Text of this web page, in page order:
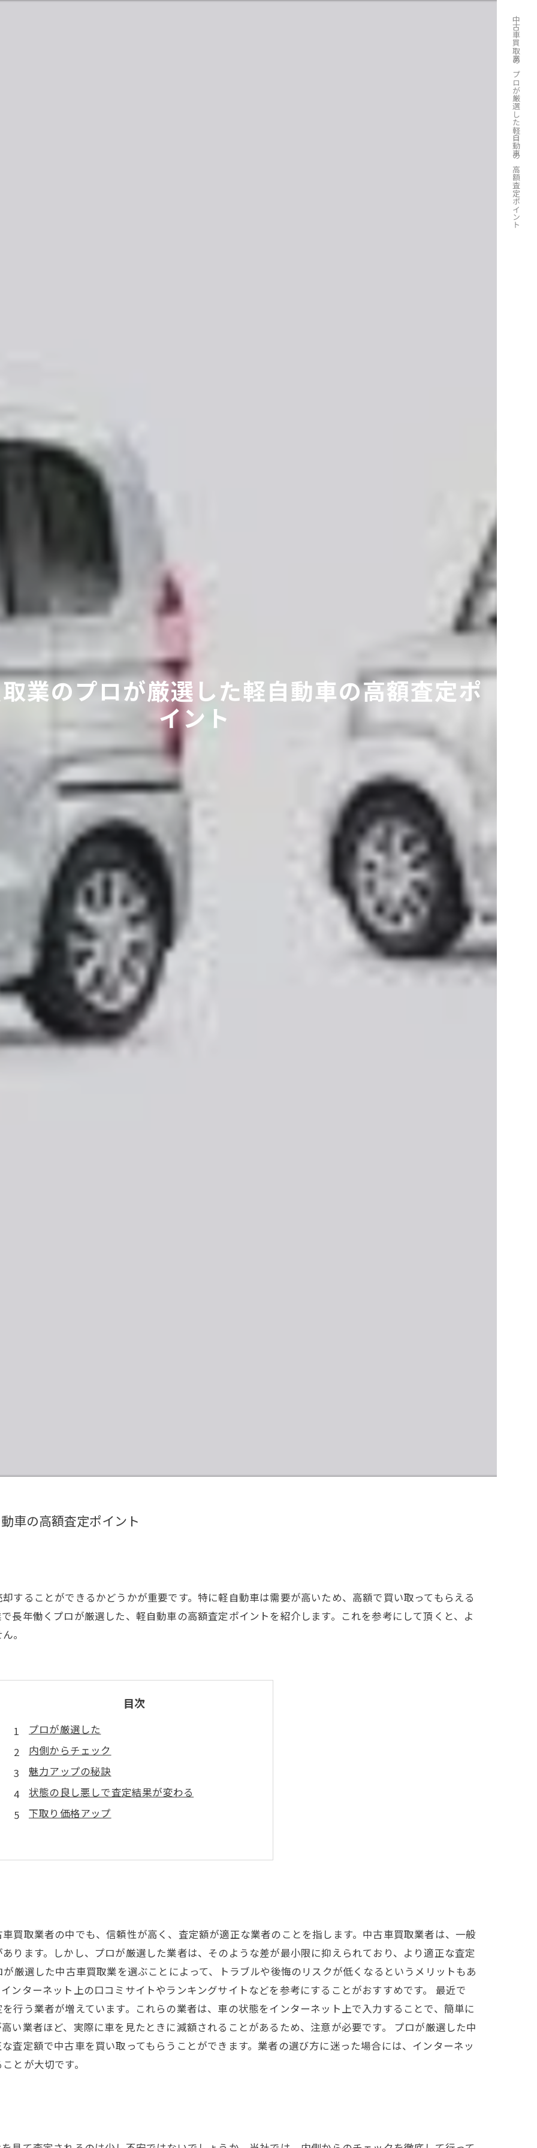
中古車買取業のプロが厳選した軽自動車の高額査定ポイント
業のプロが厳選した軽自動車の高額査定ポ
イント
車の高額査定ポイント
することができるかどうかが重要です。特に軽自動車は需要が高いため、高額で買い取ってもらえる
長年働くプロが厳選した、軽自動車の高額査定ポイントを紹介します。これを参考にして頂くと、よ
。
目次
プロが厳選した
内側からチェック
魅力アップの秘訣
状態の良し悪しで査定結果が変わる
下取り価格アップ
買取業者の中でも、信頼性が高く、査定額が適正な業者のことを指します。中古車買取業者は、一般
ります。しかし、プロが厳選した業者は、そのような差が最小限に抑えられており、より適正な査定
厳選した中古車買取業を選ぶことによって、トラブルや後悔のリスクが低くなるというメリットもあ
ンターネット上の口コミサイトやランキングサイトなどを参考にすることがおすすめです。 最近で
行う業者が増えています。これらの業者は、車の状態をインターネット上で入力することで、簡単に
い業者ほど、実際に車を見たときに減額されることがあるため、注意が必要です。 プロが厳選した中
査定額で中古車を買い取ってもらうことができます。業者の選び方に迷った場合には、インターネッ
とが大切です。